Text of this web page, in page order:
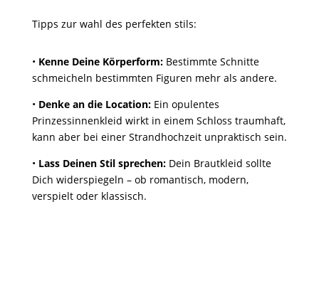
Tipps zur wahl des perfekten stils:
• Kenne Deine Körperform:Bestimmte Schnitte
schmeicheln bestimmten Figuren mehr als andere.
• Denke an die Location:Ein opulentes
Prinzessinnenkleid wirkt in einem Schloss traumhaft,
kann aber bei einer Strandhochzeit unpraktisch sein.
• Lass Deinen Stil sprechen: Dein Brautkleid sollte
Dich widerspiegeln – ob romantisch, modern,
verspielt oder klassisch.